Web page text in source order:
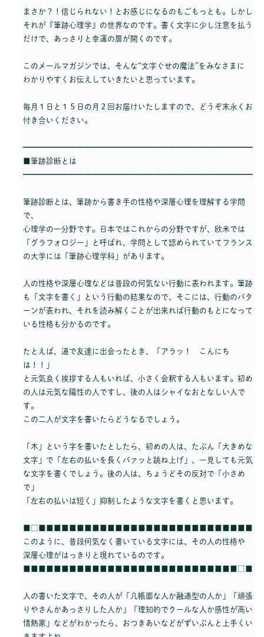
まさか？！信じられない！とお感じになるのもごもっとも。しかし
それが『筆跡心理学』の世界なのです。書く文字に少し注意を払う
だけで、あっさりと幸運の扉が開くのです。
このメールマガジンでは、そんな“文字ぐせの魔法”をみなさまに
わかりやすくお伝えしていきたいと思っています。
毎月１日と１５日の月２回お届けいたしますので、どうぞ末永くお
付き合いください。
━━━━━━━━━━━━━━━━━━━━━━━━━━━━━━
■筆跡診断とは
━━━━━━━━━━━━━━━━━━━━━━━━━━━━━━
筆跡診断とは、筆跡から書き手の性格や深層心理を理解する学問
で、
心理学の一分野です。日本ではこれからの分野ですが、欧米では
「グラフォロジー」と呼ばれ、学問として認められていてフランス
の大学には「筆跡心理学科」があります。
人の性格や深層心理などは普段の何気ない行動に表われます。筆跡
も「文字を書く」という行動の結果なので、そこには、行動のパタ
ーンが表われ、それを読み解くことが出来れば行動のもとになって
いる性格も分かるのです。
たとえば、道で友達に出会ったとき、「アラッ！ こんにち
は！！」
と元気良く挨拶する人もいれば、小さく会釈する人もいます。初め
の人は元気な陽性の人ですし、後の人はシャイなおとなしい人で
す。
この二人が文字を書いたらどうなるでしょう。
「木」という字を書いたとしたら、初めの人は、たぶん「大きめな
文字」で「左右の払いを長くパァッと跳ね上げ」、一見しても元気
な文字を書くでしょう。後の人は、ちょうどその反対で「小さめ
で」
「左右の払いは短く」抑制したような文字を書くと思います。
このように、普段何気なく書いている文字には、その人の性格や
深層心理がはっきりと現れているのです。
人の書いた文字で、その人が「几帳面な人か融通型の人か」「頑張
りやさんかあっさりした人か」「理知的でクールな人か感性が高い
情熱家」などがわかったら、おつきあいなどがずいぶんと上手くい